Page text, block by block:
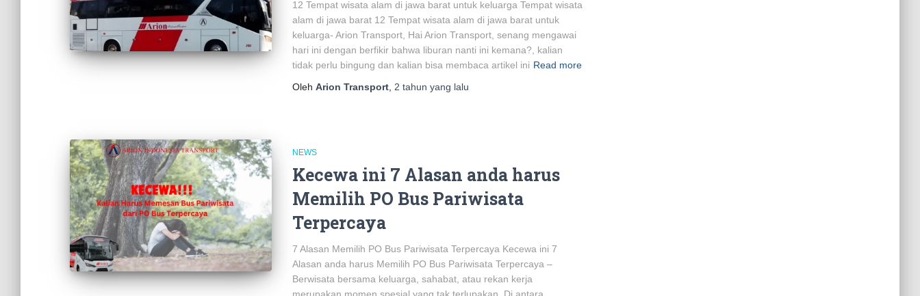
12 Tempat wisata alam di jawa barat untuk keluarga Tempat wisata
alam di jawa barat 12 Tempat wisata alam di jawa barat untuk
keluarga- Arion Transport, Hai Arion Transport, senang mengawai
hari ini dengan berfikir bahwa liburan nanti ini kemana?, kalian
tidak perlu bingung dan kalian bisa membaca artikel ini Read more
Oleh Arion Transport 2 tahun yang lalu
NEWS
Kecewa ini 7 Alasan anda harus
Memilih PO Bus Pariwisata
Terpercaya
7 Alasan Memilih PO Bus Pariwisata Terpercaya Kecewa ini 7
Alasan anda harus Memilih PO Bus Pariwisata Terpercaya –
Berwisata bersama keluarga, sahabat, atau rekan kerja